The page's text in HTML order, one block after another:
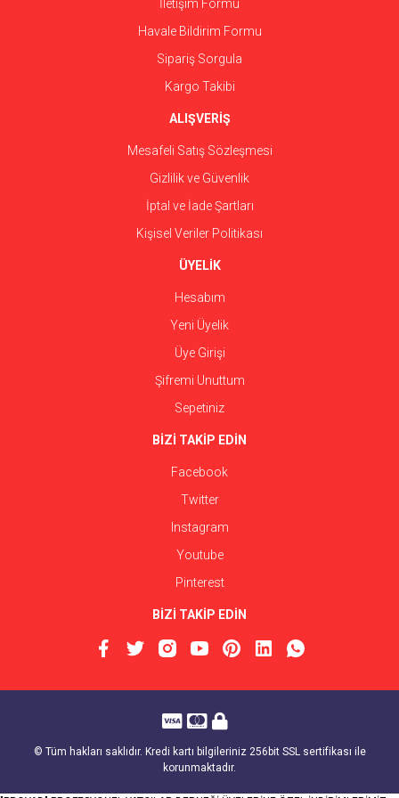
Gönder
İletişim Formu
Havale Bildirim Formu
Sipariş Sorgula
Kargo Takibi
ALIŞVERİŞ
Mesafeli Satış Sözleşmesi
Gizlilik ve Güvenlik
İptal ve İade Şartları
Kişisel Veriler Politikası
ÜYELİK
Hesabım
Yeni Üyelik
Üye Girişi
Şifremi Unuttum
Sepetiniz
BİZİ TAKİP EDİN
Facebook
Twitter
Instagram
Youtube
Pinterest
BİZİ TAKİP EDİN
© Tüm hakları saklıdır. Kredi kartı bilgileriniz 256bit SSL sertifikası ile
korunmaktadır.